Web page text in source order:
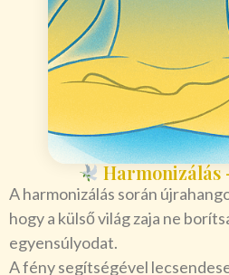
Harmonizálás
A harmonizálás során
hogy a külső világ zaja ne
egyensúlyodat.
A fény segítségével